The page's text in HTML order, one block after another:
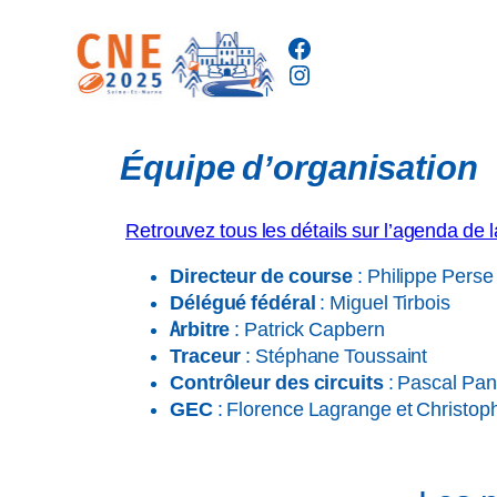
contenu
Facebook
Instagram
Équipe d’organisation
Retrouvez tous les détails sur l’agenda de
Directeur de course : Philippe Perse
Délégué fédéral : Miguel Tirbois
Arbitre : Patrick Capbern
Traceur : Stéphane Toussaint
Contrôleur des circuits: Pascal
GEC: Florence Lagrange et